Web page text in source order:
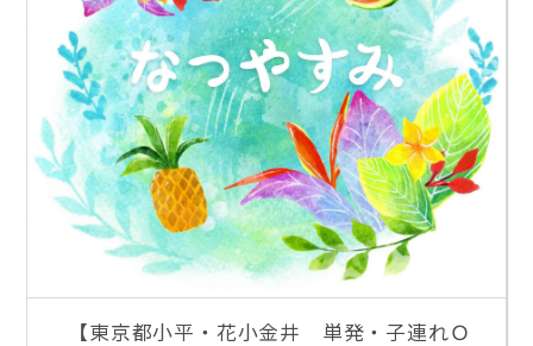
【東京都小平・花小金井 単発・子連れＯ